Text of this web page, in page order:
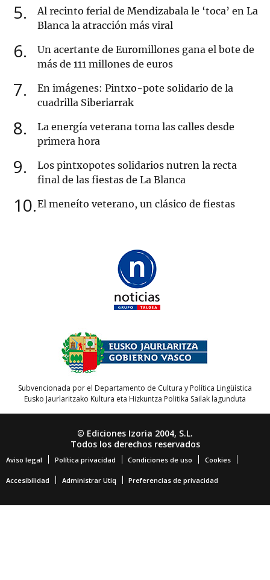
5
Al recinto ferial de Mendizabala le ‘toca’ en La
Blanca la atracción más viral
6
Un acertante de Euromillones gana el bote de
más de 111 millones de euros
7
En imágenes: Pintxo-pote solidario de la
cuadrilla Siberiarrak
8
La energía veterana toma las calles desde
primera hora
9
Los pintxopotes solidarios nutren la recta
final de las fiestas de La Blanca
10 El meneíto veterano, un clásico de fiestas
Subvencionada por el Departamento de Cultura y Política Lingüística
Eusko Jaurlaritzako Kultura eta Hizkuntza Politika Sailak lagunduta
© Ediciones Izoria 2004, S.L.
Todos los derechos reservados
Aviso legal Política privacidad Condiciones de uso Cookies
Accesibilidad Administrar Utiq Preferencias de privacidad